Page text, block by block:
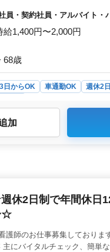
せんか？ 30代、40代、50代
員・契約社員・アルバイト・
1,400円〜2,000円
68歳
日からOK 車通勤OK 週休2
軟なシフト制度があり、
タイルに合わせて働き方
。バイタルチェックや簡
す。自分の経験やスキルを
加
休2日制で年間休日
☆
護師のお仕事募集しておりま
にバイタルチェック、簡単